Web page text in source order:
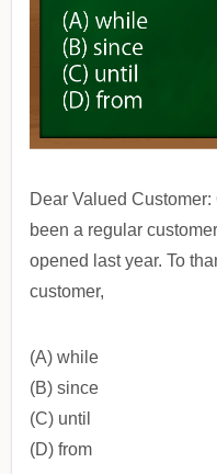
Dear Valued
been a regular
opened last year. To
customer,
(A) while
(B) since
(C) until
(D) from